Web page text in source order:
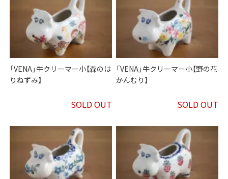
「VENA」牛クリーマー小【森のは
りねずみ】
SOLD OUT
「VENA」牛クリーマー小【野の花
かんむり】
SOLD OUT